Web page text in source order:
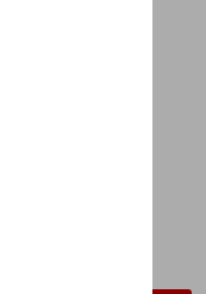
125